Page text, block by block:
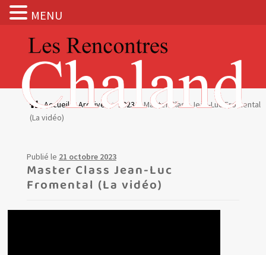
navigation
contenu
Actualités
Expositions
Les Rencontres Chaland
Accueil Archives 2023
Master Class Jean-Luc Fromental
(La vidéo)
Publié le 21 octobre 2023
Master Class Jean-Luc
Fromental (La vidéo)
MENU